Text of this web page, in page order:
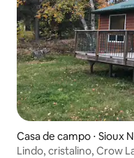
Casa de campo ⋅ Sioux
Lindo, cristalino, Crow